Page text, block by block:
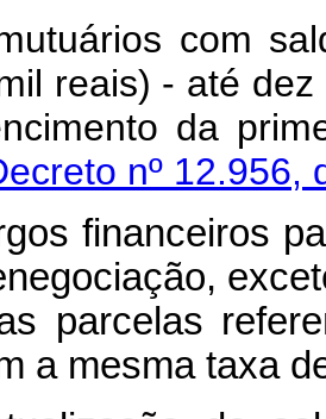
com
reais) - até
da
nº 12.956,
financeiros
parcelas
a mesma taxa